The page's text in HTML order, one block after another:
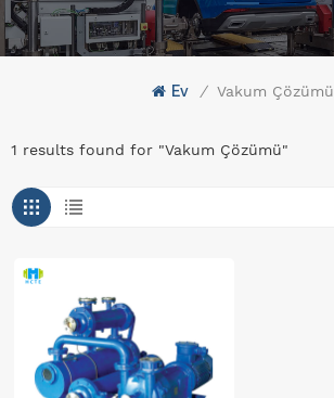
Ev / Vakum Çözümü
1 results found for "Vakum Çözümü"